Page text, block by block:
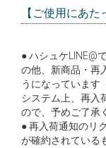
【ご使用にあ
● ハシュケLINE@
の他、新商品・再
うになっています
システム上、再入
ので、予めご了承
● 再入荷通知のリ
が確約されている